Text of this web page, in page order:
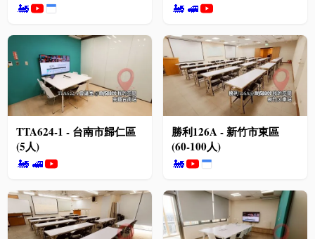
🚂 🚂 🚅
TTA624-1 - 台南市歸仁區
(5人)
🚂 🚅
勝利126A - 新竹市東區
(60-100人)
🚂